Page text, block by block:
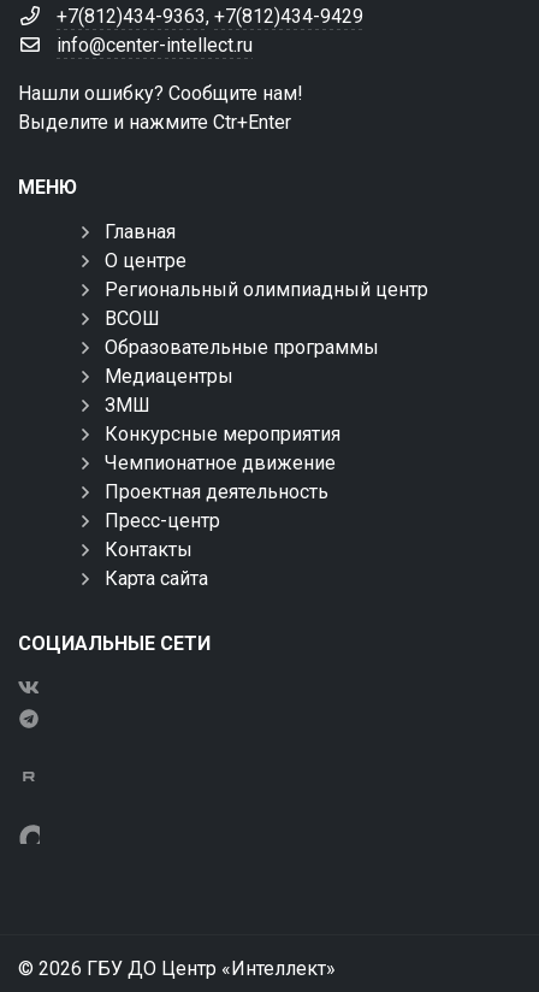
+7(812)434-9363, +7(812)434-9429
info@center-intellect.ru
Нашли ошибку? Сообщите нам!
Выделите и нажмите Ctr+Enter
МЕНЮ
Главная
О центре
Региональный олимпиадный центр
ВСОШ
Образовательные программы
Медиацентры
ЗМШ
Конкурсные мероприятия
Чемпионатное движение
Проектная деятельность
Пресс-центр
Контакты
Карта сайта
СОЦИАЛЬНЫЕ СЕТИ
© 2026 ГБУ ДО Центр «Интеллект»